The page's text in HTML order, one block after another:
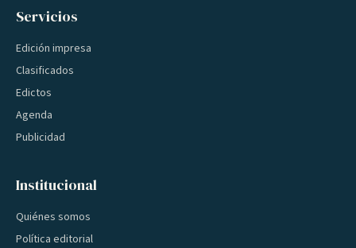
Servicios
Edición impresa
Clasificados
Edictos
Agenda
Publicidad
Institucional
Quiénes somos
Política editorial